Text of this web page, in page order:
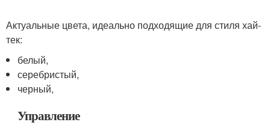
Актуальные цвета, идеально подходящие для стиля хай-
тек:
белый,
серебристый,
черный,
Управление